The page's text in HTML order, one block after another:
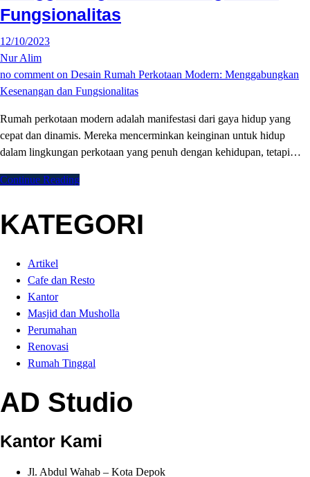
Fungsionalitas
12/10/2023
Nur Alim
no comment on Desain Rumah Perkotaan Modern: Menggabungkan
Kesenangan dan Fungsionalitas
Rumah perkotaan modern adalah manifestasi dari gaya hidup yang
cepat dan dinamis. Mereka mencerminkan keinginan untuk hidup
dalam lingkungan perkotaan yang penuh dengan kehidupan, tetapi…
Continue Reading
KATEGORI
Artikel
Cafe dan Resto
Kantor
Masjid dan Musholla
Perumahan
Renovasi
Rumah Tinggal
AD Studio
Kantor Kami
Jl. Abdul Wahab – Kota Depok